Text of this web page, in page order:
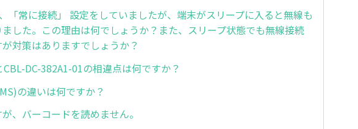
「常に接続」 設定をしていましたが、端末がスリープに入ると無線も
した。この理由は何でしょうか？また、スリープ状態でも無線接続
対策はありますでしょうか？
DC-382A1-01の相違点は何ですか？
の違いは何ですか？
、バーコードを読めません。